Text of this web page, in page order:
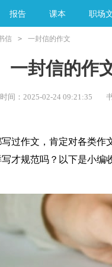
报告 课本 职场
亲子教育 手工素材
信 > 一封信的作文
一封信的作
时间：2025-02-24 09:21:35
作文，肯定对各类作
才规范吗？以下是小编